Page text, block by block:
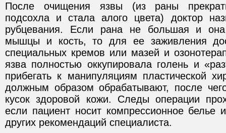
После очищения язвы (из раны
подсохла и стала алого цвета) доктор
рубцевания. Если рана не большая и
мышцы и кость, то для ее заживления
специальных кремов или мазей и
язва полностью оккупировала голень и
прибегать к манипуляциям пластической
должным образом обрабатывают, после
кусок здоровой кожи. Следы операции
если пациент носит компрессионное белье
других рекомендаций специалиста.